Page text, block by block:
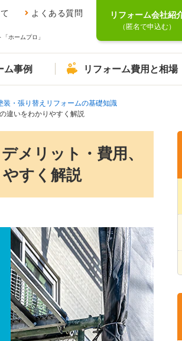
よくある質問
ホームプロ」
リフォーム会社紹
（匿名で申込む）
ム事例 リフォーム費用と相場
装・張り替えリフォームの基礎知識
違いをわかりやすく解説
メリット・費用、
すく解説